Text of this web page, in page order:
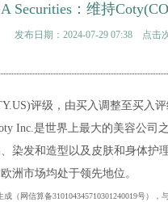
Securities：维持
发布日期：2024-07-29 07:38 点击
评级，由买入调整至买入
Inc.是世界上最大的美容公司
染发和造型以及皮肤和身体护
洲市场均处于领先地位。
（网信算备310104345710301240019号）